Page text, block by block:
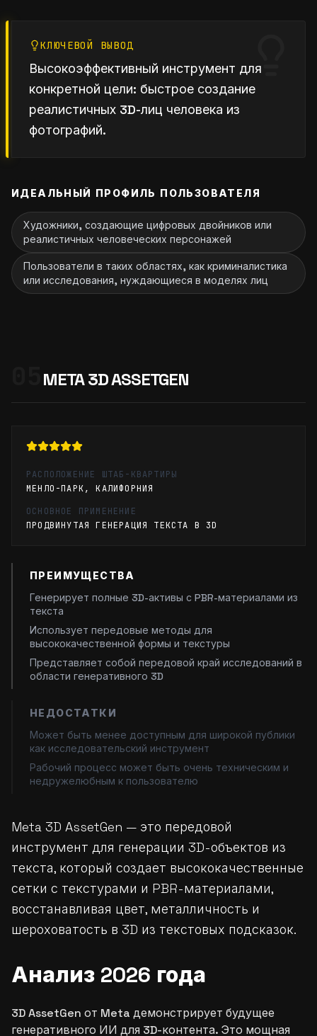
КЛЮЧЕВОЙ ВЫВОД
Высокоэффективный инструмент для
конкретной цели: быстрое создание
реалистичных 3D-лиц человека из
фотографий.
ИДЕАЛЬНЫЙ ПРОФИЛЬ ПОЛЬЗОВАТЕЛЯ
Художники, создающие цифровых двойников или
реалистичных человеческих персонажей
Пользователи в таких областях, как криминалистика
или исследования, нуждающиеся в моделях лиц
META 3D ASSETGEN
РАСПОЛОЖЕНИЕ ШТАБ-КВАРТИРЫ
МЕНЛО-ПАРК, КАЛИФОРНИЯ
ОСНОВНОЕ ПРИМЕНЕНИЕ
ПРОДВИНУТАЯ ГЕНЕРАЦИЯ ТЕКСТА В 3D
ПРЕИМУЩЕСТВА
Генерирует полные 3D-активы с PBR-материалами из
текста
Использует передовые методы для
высококачественной формы и текстуры
Представляет собой передовой край исследований в
области генеративного 3D
НЕДОСТАТКИ
Может быть менее доступным для широкой публики
как исследовательский инструмент
Рабочий процесс может быть очень техническим и
недружелюбным к пользователю
Meta 3D AssetGen — это передовой
инструмент для генерации 3D-объектов из
текста, который создает высококачественные
сетки с текстурами и PBR-материалами,
восстанавливая цвет, металличность и
шероховатость в 3D из текстовых подсказок.
Анализ 2026 года
3D AssetGen от Meta демонстрирует будущее
генеративного ИИ для 3D-контента. Это мощная